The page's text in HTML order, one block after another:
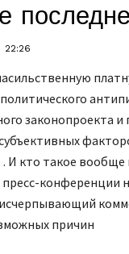
22:26
законопроекта
И кто такое вообще
конференции
исчерпывающий
причин